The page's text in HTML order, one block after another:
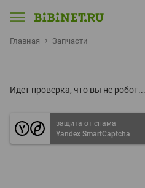
Главная Запчасти
Идет проверка, что вы не робот...
защита от спама
Yandex SmartCaptcha